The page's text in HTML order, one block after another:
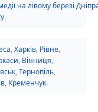
на лівому березі
.
,Харків, Рівне,
, Вінниця,
,Тернопіль,
, Кременчук.